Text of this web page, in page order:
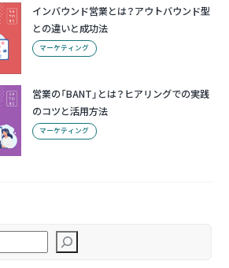
インバウンド営業とは？アウトバウンド型
との違いと成功法
マーケティング
営業の「BANT」とは？ヒアリングでの実践
のコツと活用方法
マーケティング